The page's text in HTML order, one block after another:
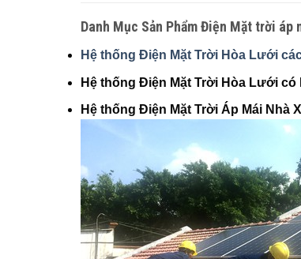
Danh Mục Sản Phẩm Điện Mặt trời
Hệ thống Điện Mặt Trời Hòa Lưới
Hệ thống Điện Mặt Trời Hòa Lưới
Hệ thống Điện Mặt Trời Áp Mái